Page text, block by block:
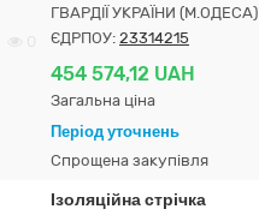
ГВАРДІЇ УКРАЇНИ (М.ОДЕСА)
ЄДРПОУ: 23314215
454 574,12 UAH
Загальна ціна
Період уточнень
Спрощена закупівля
Ізоляційна стрічка